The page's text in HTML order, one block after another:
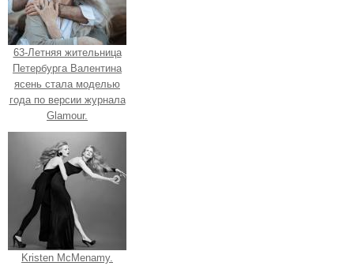
63-Летняя жительница
Петербурга Валентина
ясень стала моделью
года по версии журнала
Glamour.
Kristen McMenamy.